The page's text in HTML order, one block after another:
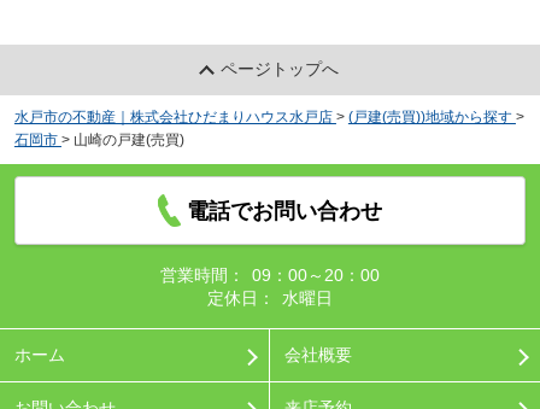
ページトップへ
水戸市の不動産｜株式会社ひだまりハウス水戸店 > (戸建(売買))地域から探す >
石岡市 > 山崎の戸建(売買)
電話でお問い合わせ
営業時間：
09：00～20：00
定休日：
水曜日
ホーム 会社概要